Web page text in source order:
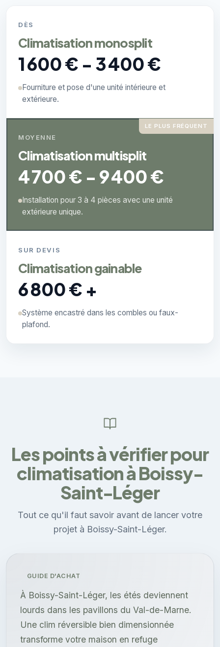
DÈS
Climatisation monosplit
1 600 € - 3 400 €
Fourniture et pose d'une unité intérieure et
extérieure.
LE PLUS FRÉQUENT
MOYENNE
Climatisation multisplit
4 700 € - 9 400 €
Installation pour 3 à 4 pièces avec une unité
extérieure unique.
SUR DEVIS
Climatisation gainable
6 800 € +
Système encastré dans les combles ou faux-
plafond.
Les points à vérifier pour
climatisation à Boissy-
Saint-Léger
Tout ce qu'il faut savoir avant de lancer votre
projet à Boissy-Saint-Léger.
GUIDE D'ACHAT
À Boissy-Saint-Léger, les étés deviennent
lourds dans les pavillons du Val-de-Marne.
Une clim réversible bien dimensionnée
transforme votre maison en refuge